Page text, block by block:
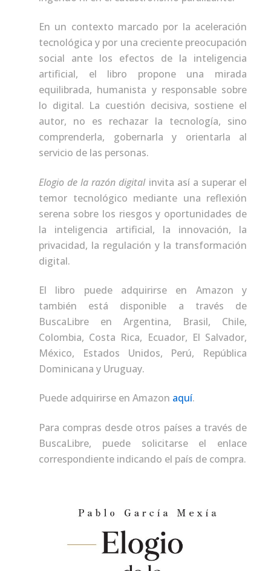
En un contexto marcado por la aceleración
tecnológica y por una creciente preocupación
social ante los efectos de la inteligencia
artificial, el libro propone una mirada
equilibrada, humanista y responsable sobre
lo digital. La cuestión decisiva, sostiene el
autor, no es rechazar la tecnología, sino
comprenderla, gobernarla y orientarla al
servicio de las personas.
Elogio de la razón digitalinvita así a superar el
temor tecnológico mediante una reflexión
serena sobre los riesgos y oportunidades de
la inteligencia artificial, la innovación, la
privacidad, la regulación y la transformación
digital.
El libro puede adquirirse en Amazon y
también está disponible a través de
BuscaLibre en Argentina, Brasil, Chile,
Colombia, Costa Rica, Ecuador, El Salvador,
México, Estados Unidos, Perú, República
Dominicana y Uruguay.
Puede adquirirse en Amazon aquí.
Para compras desde otros países a través de
BuscaLibre, puede solicitarse el enlace
correspondiente indicando el país de compra.